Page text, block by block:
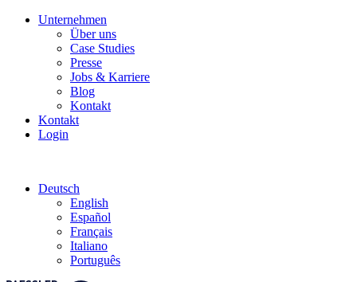
Unternehmen
Über uns
Case Studies
Presse
Jobs & Karriere
Blog
Kontakt
Kontakt
Login
Deutsch
English
Español
Français
Italiano
Português